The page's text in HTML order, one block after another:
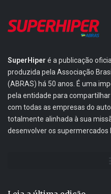
SuperHiper é a publicação
produzida pela Associação
(ABRAS) há 50 anos. É uma
pela entidade para
com todas as empresas do
totalmente alinhada à sua
desenvolver os supermercados